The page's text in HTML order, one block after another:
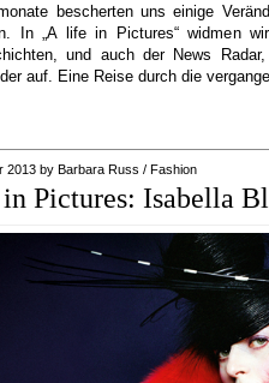
bescherten uns einige
In „A life in Pictures“ widmen
und auch der News
auf. Eine Reise durch die
2013 by Barbara Russ / Fashion
Pictures: Isabella